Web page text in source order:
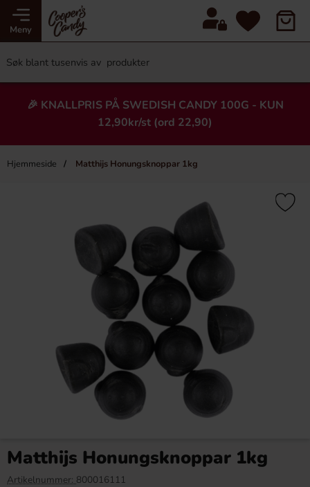
Meny
🎉 KNALLPRIS PÅ SWEDISH CANDY 100G - KUN
12,90kr/st (ord 22,90)
Hjemmeside Matthijs Honungsknoppar 1kg
Heading
×
Mandel 160g
50.90 kr
-33%
Bugs 50g
29.90 kr 19.90 kr
Matthijs Honungsknoppar 1kg
Artikelnummer: 800016111